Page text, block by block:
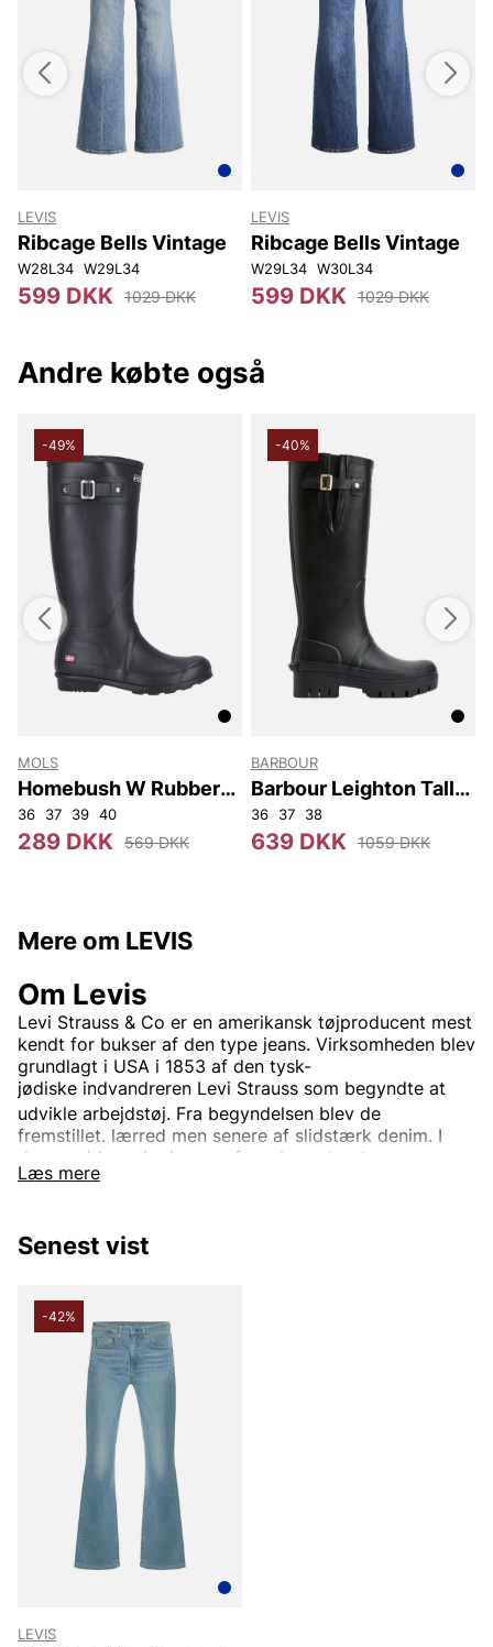
LEVIS
Ribcage Bells Vintage
W28L34 W29L34
599 DKK 1029 DKK
LEVIS
Ribcage Bells Vintage
W29L34 W30L34
599 DKK 1029 DKK
Andre købte også
-49%
MOLS
Homebush W Rubber
Boot
36 37 39 40
289 DKK 569 DKK
-40%
BARBOUR
Barbour Leighton Tall
Welly
36 37 38
639 DKK 1059 DKK
Mere om LEVIS
Læs mere
Om Levis
Levi Strauss & Co er en amerikansk tøjproducent mest
kendt for bukser af den type jeans. Virksomheden blev
grundlagt i USA i 1853 af den tysk-
jødiske indvandreren Levi Strauss som begyndte at
udvikle arbejdstøj. Fra begyndelsen blev de
fremstillet. lærred men senere af slidstærk denim. I
dag er virksomheden en af verdens største
tøjvirksomheder.
er Levi’s Det bruges til tøj verden rundt. Oprindeligt var
Levi's kun et produktnavn på de
diverse andre beklædningsgenstande og tilbehør. Den
mest kendte jeansmodel er
klassiker verden over.
Informationen er hentet fra Wikipedia.
Andre populære mærker:
Björn Borg
Senest vist
-42%
LEVIS